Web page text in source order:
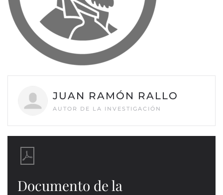
JUAN RAMÓN RALLO
AUTOR DE LA INVESTIGACIÓN
Documento de la